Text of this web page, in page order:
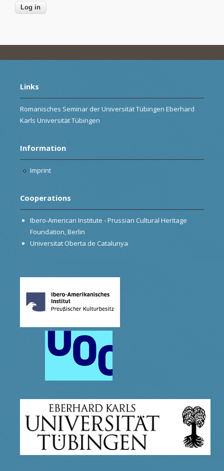
Links
Romanisches Seminar der Universität Tübingen Eberhard
Karls Universität Tübingen
Information
Imprint
Cooperations
Ibero-American Institute - Prussian Cultural Heritage
Foundation, Berlin
Universitat Oberta de Catalunya